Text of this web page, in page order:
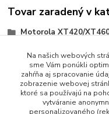
Tovar zaradený v
Motorola XT420/
Na našich webových
sme Vám ponúkli
zahŕňa aj spracovanie
zobrazenie webovej
ktoré sa používajú na
vytváranie
personalizovaného